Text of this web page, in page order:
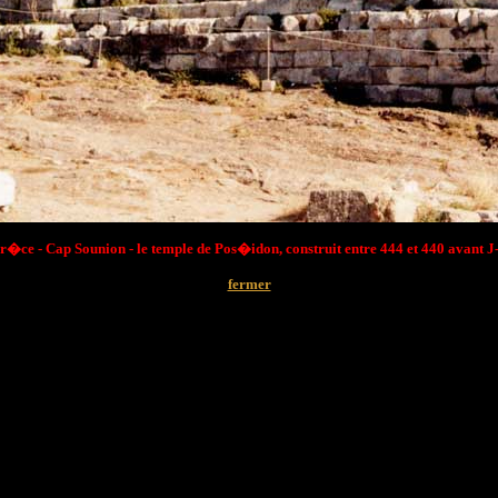
- Cap Sounion - le temple de Pos�idon, construit entre 444 et 440 avant
fermer